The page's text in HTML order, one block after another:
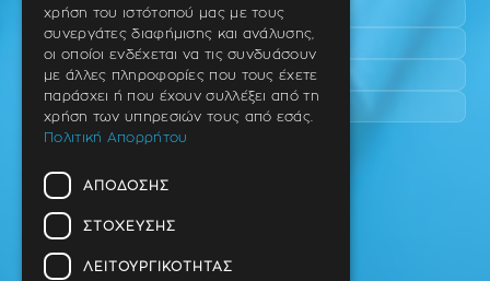
Περαία
Καλαμαριά
Πανόραμα
Χαριλάου
Ταβάκη – Θ. Λίτσα 10 (γωνία),
Θέρμη – Θεσσαλονίκη
T.K 57001
χρήση του ιστότοπού μας με τους
συνεργάτες διαφήμισης και ανάλυσης,
οι οποίοι ενδέχεται να τις συνδυάσουν
με άλλες πληροφορίες που τους έχετε
παράσχει ή που έχουν συλλέξει από τη
χρήση των υπηρεσιών τους από εσάς.
Πολιτική Απορρήτου
ΑΠΌΔΟΣΗΣ
ΣΤΌΧΕΥΣΗΣ
ΛΕΙΤΟΥΡΓΙΚΌΤΗΤΑΣ